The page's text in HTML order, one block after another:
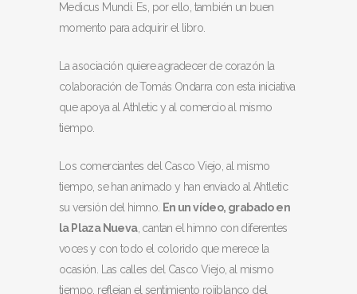
Medicus Mundi. Es, por ello, también un buen
momento para adquirir el libro.
La asociación quiere agradecer de corazón la
colaboración de Tomás Ondarra con esta iniciativa
que apoya al Athletic y al comercio al mismo
tiempo.
Los comerciantes del Casco Viejo, al mismo
tiempo, se han animado y han enviado al Ahtletic
su versión del himno. En un vídeo, grabado en
la Plaza Nueva, cantan el himno con diferentes
voces y con todo el colorido que merece la
ocasión. Las calles del Casco Viejo, al mismo
tiempo, reflejan el sentimiento rojiblanco del